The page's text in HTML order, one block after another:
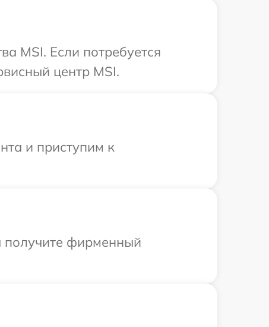
MSI. Если потребуется
центр MSI.
и приступим к
получите фирменный